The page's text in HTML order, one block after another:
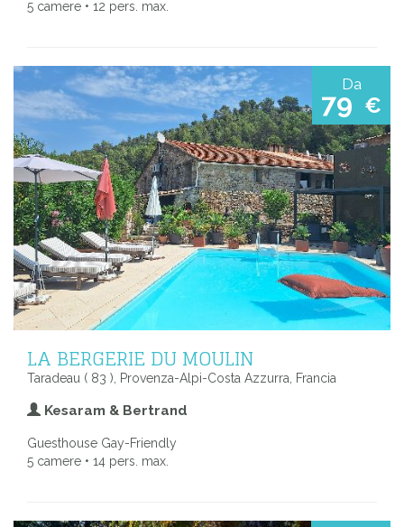
5 camere • 12 pers. max.
Da
79 €
LA BERGERIE DU MOULIN
Taradeau ( 83 ), Provenza-Alpi-Costa Azzurra, Francia
Kesaram & Bertrand
Guesthouse Gay-Friendly
5 camere • 14 pers. max.